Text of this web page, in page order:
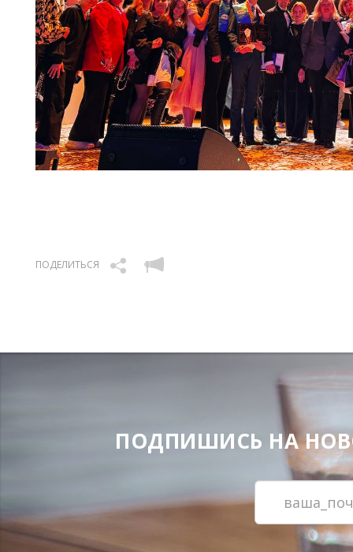
ПОДЕЛИТЬСЯ
ПОДПИШИСЬ НА